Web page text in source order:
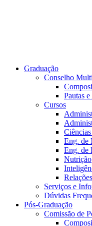
Graduação
Conselho
Pautas
Cursos
Eng. de
Eng. de
Nutrição
Serviços e
Dúvidas
Pós-Graduação
Comissão de